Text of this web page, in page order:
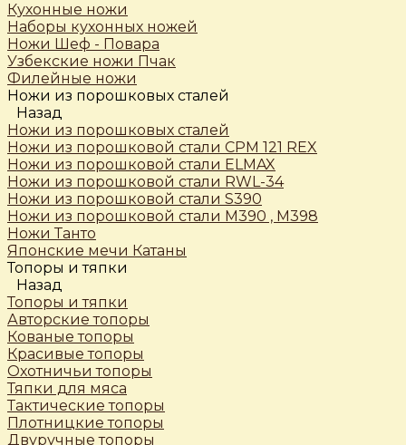
Кухонные ножи
Наборы кухонных ножей
Ножи Шеф - Повара
Узбекские ножи Пчак
Филейные ножи
Ножи из порошковых сталей
Назад
Ножи из порошковых сталей
Ножи из порошковой стали CPM 121 REX
Ножи из порошковой стали ELMAX
Ножи из порошковой стали RWL-34
Ножи из порошковой стали S390
Ножи из порошковой стали М390 , М398
Ножи Танто
Японские мечи Катаны
Топоры и тяпки
Назад
Топоры и тяпки
Авторские топоры
Кованые топоры
Красивые топоры
Охотничьи топоры
Тяпки для мяса
Тактические топоры
Плотницкие топоры
Двуручные топоры